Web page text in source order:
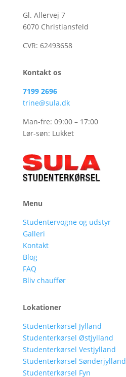
Gl. Allervej 7
6070 Christiansfeld
CVR: 62493658
Kontakt os
7199 2696
trine@sula.dk
Man-fre: 09:00 – 17:00
Lør-søn: Lukket
Menu
Studentervogne og udstyr
Galleri
Kontakt
Blog
FAQ
Bliv chauffør
Lokationer
Studenterkørsel Jylland
Studenterkørsel Østjylland
Studenterkørsel Vestjylland
Studenterkørsel Sønderjylland
Studenterkørsel Fyn